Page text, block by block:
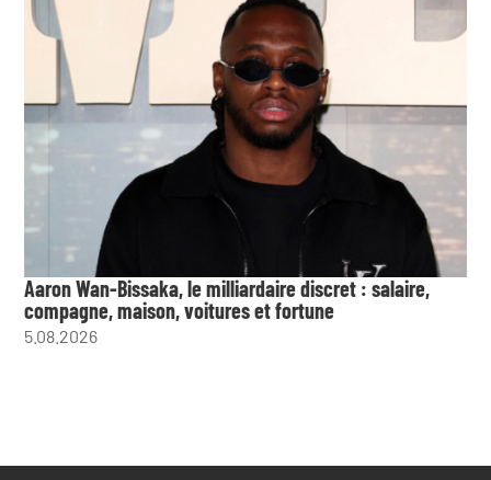
Aaron Wan-Bissaka, le milliardaire discret : salaire,
compagne, maison, voitures et fortune
5.08.2026